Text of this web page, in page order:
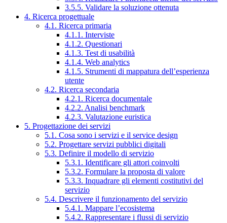
3.5.5. Validare la soluzione ottenuta
4. Ricerca progettuale
4.1. Ricerca primaria
4.1.1. Interviste
4.1.2. Questionari
4.1.3. Test di usabilità
4.1.4. Web analytics
4.1.5. Strumenti di mappatura dell’esperienza
utente
4.2. Ricerca secondaria
4.2.1. Ricerca documentale
4.2.2. Analisi benchmark
4.2.3. Valutazione euristica
5. Progettazione dei servizi
5.1. Cosa sono i servizi e il service design
5.2. Progettare servizi pubblici digitali
5.3. Definire il modello di servizio
5.3.1. Identificare gli attori coinvolti
5.3.2. Formulare la proposta di valore
5.3.3. Inquadrare gli elementi costitutivi del
servizio
5.4. Descrivere il funzionamento del servizio
5.4.1. Mappare l’ecosistema
5.4.2. Rappresentare i flussi di servizio